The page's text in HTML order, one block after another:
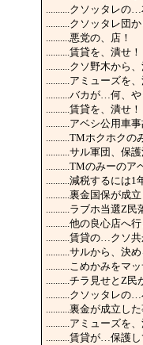
..........クソッタレの
..........クソッタレ団
..........悪党の、店！
..........賃貸を、潰せ！
..........クソ野木から
..........アミューズを、
..........バカが…何、
..........賃貸を、潰せ！
..........アベシ公用車
..........TMホクホク
..........サル軍団、保護
..........TMのみーの
..........減税するには
..........裏金国保が成
..........ラブホ当選Z
..........他の良心店へ
..........賃貸の…クソ
..........サルから、決
..........こめかみをマ
..........チラ見せとZ
..........クソッタレの
..........裏金が成立し
..........アミューズを、
..........賃貸が…保護